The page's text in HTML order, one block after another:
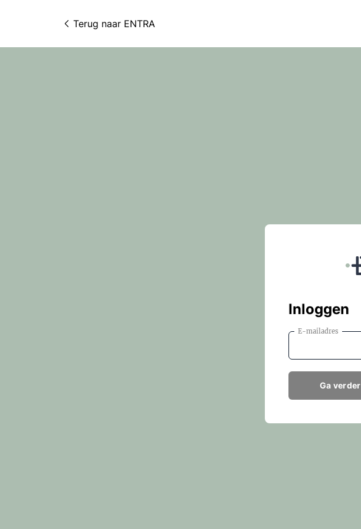
Terug naar ENTRA
Inloggen
E-mailadres
Ga verder